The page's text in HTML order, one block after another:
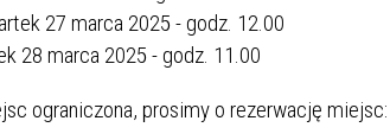
przez Euroregion Pomerania
27 marca 2025 - godz. 12.00
28 marca 2025 - godz. 11.00
ograniczona, prosimy o rezerwację